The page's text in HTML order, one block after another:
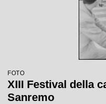
FOTO
XIII Festival della
Sanremo